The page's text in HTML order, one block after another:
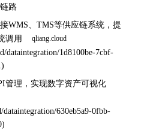
路
WMS、TMS等供应链系统，提
调用
dataintegration/1d8100be-7cbf-
)
管理，实现数字资产可视化
dataintegration/630eb5a9-0fbb-
)